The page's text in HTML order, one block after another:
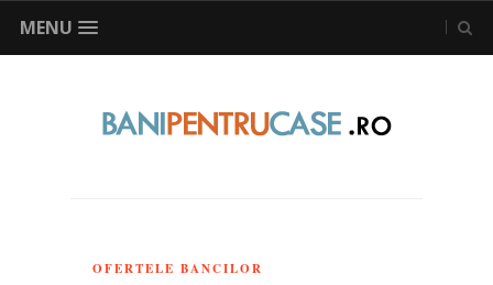
MENU
OFERTELE BANCILOR